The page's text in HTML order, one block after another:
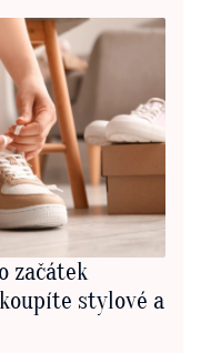
začátek
stylové a